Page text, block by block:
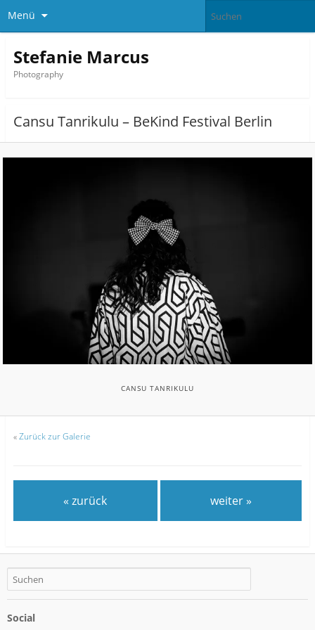
Menü
Stefanie Marcus
Photography
Cansu Tanrikulu – BeKind Festival Berlin
CANSU TANRIKULU
«Zurück zur Galerie
« zurück weiter »
Social